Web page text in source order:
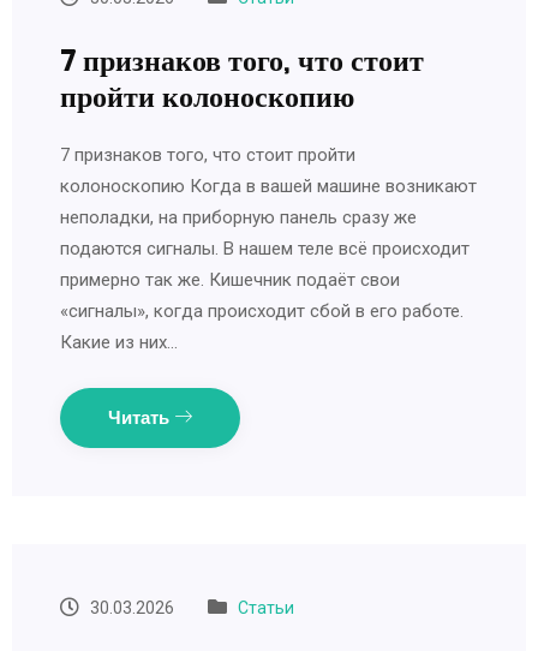
7 признаков того, что стоит
пройти колоноскопию
7 признаков того, что стоит пройти
колоноскопию Когда в вашей машине возникают
неполадки, на приборную панель сразу же
подаются сигналы. В нашем теле всё происходит
примерно так же. Кишечник подаёт свои
«сигналы», когда происходит сбой в его работе.
Какие из них…
Читать
30.03.2026 Статьи